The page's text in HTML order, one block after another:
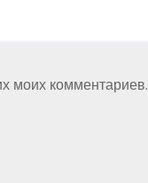
моих комментариев.